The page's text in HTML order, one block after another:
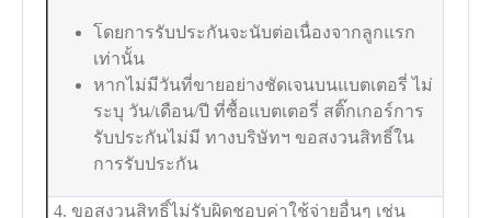
โดยการรับประกันจะนับต่อเนื่องจากลูกแรก
เท่านั้น
หากไม่มีวันที่ขายอย่างชัดเจนบนแบตเตอรี่ ไม่
ระบุ วัน/เดือน/ปี ที่ซื้อแบตเตอรี่ สติ๊กเกอร์การ
รับประกันไม่มี ทางบริษัทฯ ขอสงวนสิทธิ์ใน
การรับประกัน
4. ขอสงวนสิทธิ์ไม่รับผิดชอบค่าใช้จ่ายอื่นๆ เช่น